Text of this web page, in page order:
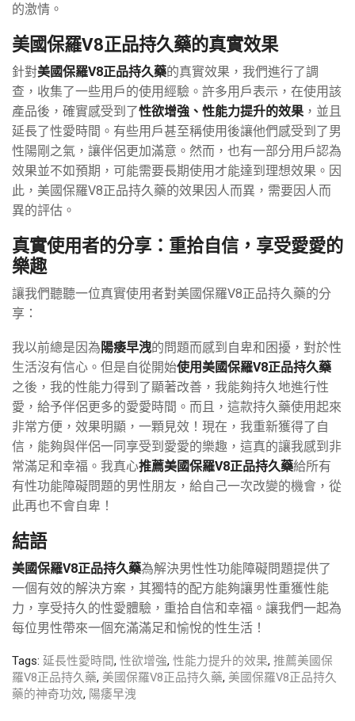
的激情。
美國保羅V8正品持久藥的真實效果
針對美國保羅V8正品持久藥的真實效果，我們進行了調
查，收集了一些用戶的使用經驗。許多用戶表示，在使用該
產品後，確實感受到了性欲增強、性能力提升的效果 ，並且
延長了性愛時間。有些用戶甚至稱使用後讓他們感受到了男
性陽剛之氣，讓伴侶更加滿意。然而，也有一部分用戶認為
效果並不如預期，可能需要長期使用才能達到理想效果。因
此，美國保羅V8正品持久藥的效果因人而異，需要因人而
異的評估。
真實使用者的分享：重拾自信，享受愛愛的
樂趣
讓我們聽聽一位真實使用者對美國保羅V8正品持久藥的分
享：
我以前總是因為 陽痿早洩的問題而感到自卑和困擾，對於性
生活沒有信心。但是自從開始使用美國保羅V8正品持久藥
之後，我的性能力得到了顯著改善，我能夠持久地進行性
愛，給予伴侶更多的愛愛時間。而且，這款持久藥使用起來
非常方便，效果明顯，一顆見效！現在，我重新獲得了自
信，能夠與伴侶一同享受到愛愛的樂趣，這真的讓我感到非
常滿足和幸福。我真心推薦美國保羅V8正品持久藥給所有
有性功能障礙問題的男性朋友，給自己一次改變的機會，從
此再也不會自卑！
結語
美國保羅V8正品持久藥為解決男性性功能障礙問題提供了
一個有效的解決方案，其獨特的配方能夠讓男性重獲性能
力，享受持久的性愛體驗，重拾自信和幸福。讓我們一起為
每位男性帶來一個充滿滿足和愉悅的性生活！
Tags: 延長性愛時間, 性欲增強, 性能力提升的效果, 推薦美國保
羅V8正品持久藥, 美國保羅V8正品持久藥, 美國保羅V8正品持久
藥的神奇功效, 陽痿早洩